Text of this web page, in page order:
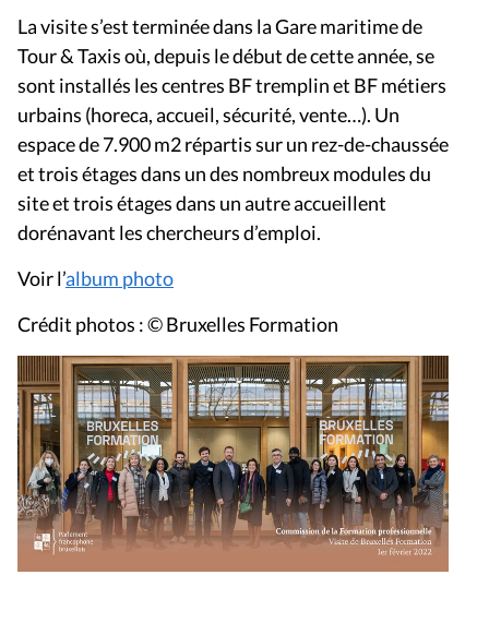
La visite s’est terminée dans la Gare maritime de
Tour & Taxis où, depuis le début de cette année, se
sont installés les centres BF tremplin et BF métiers
urbains (horeca, accueil, sécurité, vente…). Un
espace de 7.900 m2 répartis sur un rez-de-chaussée
et trois étages dans un des nombreux modules du
site et trois étages dans un autre accueillent
dorénavant les chercheurs d’emploi.
Voir l’album photo
Crédit photos : © Bruxelles Formation